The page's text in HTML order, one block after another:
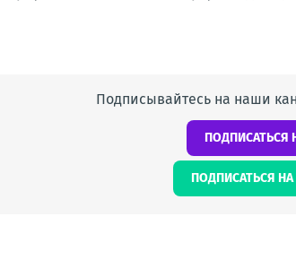
Подписывайтесь на наши
ПОДПИСАТЬСЯ
ПОДПИСАТЬСЯ НА